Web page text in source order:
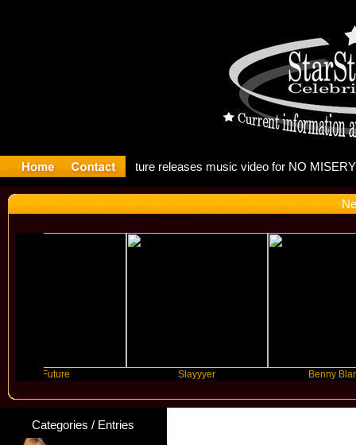
Benny Blanco
Categories / Entries